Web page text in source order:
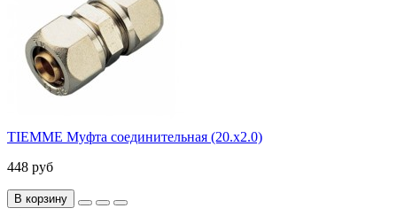
TIEMME Муфта соединительная (20.х2.0)
448 руб
В корзину